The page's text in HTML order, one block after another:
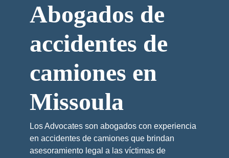
Abogados de
accidentes de
camiones en
Missoula
Los Advocates son abogados con experiencia
en accidentes de camiones que brindan
asesoramiento legal a las víctimas de